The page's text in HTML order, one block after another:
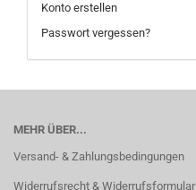
Konto erstellen
Passwort vergessen?
MEHR ÜBER...
Versand- & Zahlungsbedingungen
Widerrufsrecht & Widerrufsformular